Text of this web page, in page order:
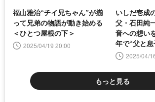
福山雅治“チイ兄ちゃん”が揃
って兄弟の物語が動き始める
＜ひとつ屋根の下＞
2025/04/19 20:00
いしだ壱成
父・石田純
音への想い
年で“父と
なれた」＜
2025/04/
もっと見る